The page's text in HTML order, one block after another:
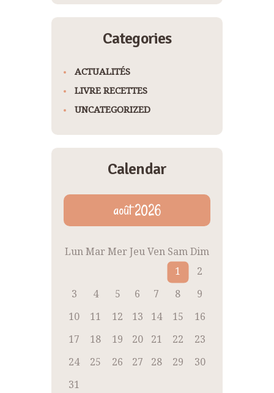
Categories
ACTUALITÉS
LIVRE RECETTES
UNCATEGORIZED
Calendar
août 2026
LunMarMerJeuVen SamDim
1
2
3
4 5 6 7 8
9
10
11 12 13 14 15
16
17
18 19 20 21 22
23
24
25 26 27 28 29
30
31